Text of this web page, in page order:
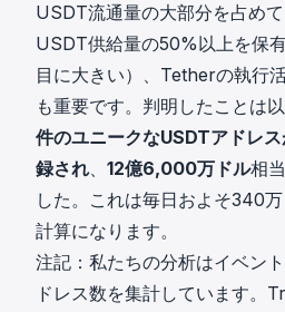
USDT流通量の大部分を占め
USDT供給量の50%以上を保
目に大きい）、Tetherの執行
も重要です。判明したことは
件のユニークなUSDTアドレ
録され、 12億6,000万ドル相
した。これは毎日およそ340
計算になります。
注記：私たちの分析はイベン
ドレス数を集計しています。